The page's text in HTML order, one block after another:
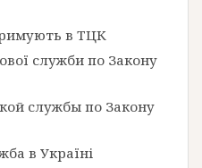
в ТЦК
служби по Закону
службы по Закону
в Україні